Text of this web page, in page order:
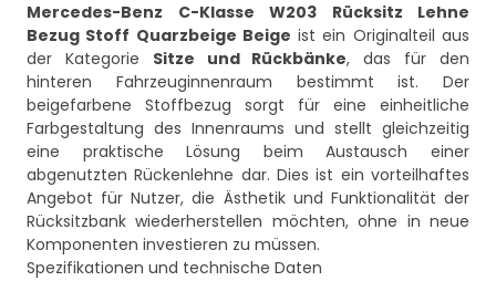
Mercedes-Benz C-Klasse W203 Rücksitz Lehne
Bezug Stoff Quarzbeige Beige ist ein Originalteil aus
der Kategorie Sitze und Rückbänke, das für den
hinteren Fahrzeuginnenraum bestimmt ist. Der
beigefarbene Stoffbezug sorgt für eine einheitliche
Farbgestaltung des Innenraums und stellt gleichzeitig
eine praktische Lösung beim Austausch einer
abgenutzten Rückenlehne dar. Dies ist ein vorteilhaftes
Angebot für Nutzer, die Ästhetik und Funktionalität der
Rücksitzbank wiederherstellen möchten, ohne in neue
Komponenten investieren zu müssen.
Spezifikationen und technische Daten